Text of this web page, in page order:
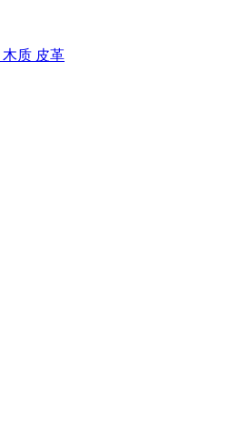
木质 皮革